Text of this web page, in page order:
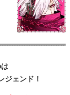
ジェンド！